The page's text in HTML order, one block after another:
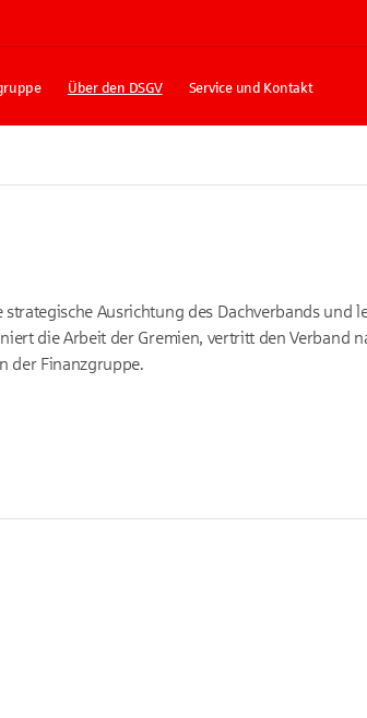
Über den DSGV Service und Kontakt
strategische Ausrichtung des Dachverbands und
die Arbeit der Gremien, vertritt den Verband
der Finanzgruppe.